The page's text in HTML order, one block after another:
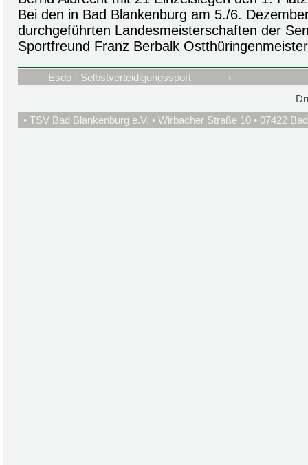
Bei den in Bad Blankenburg am 5./6.
durchgeführten Landesmeisterschaften der
Sportfreund Franz Berbalk
Esdo - Selbstverteidigungssport
‹
• TSV Bad Blankenburg e.V. • Wirbacher Straße 10 • 07422